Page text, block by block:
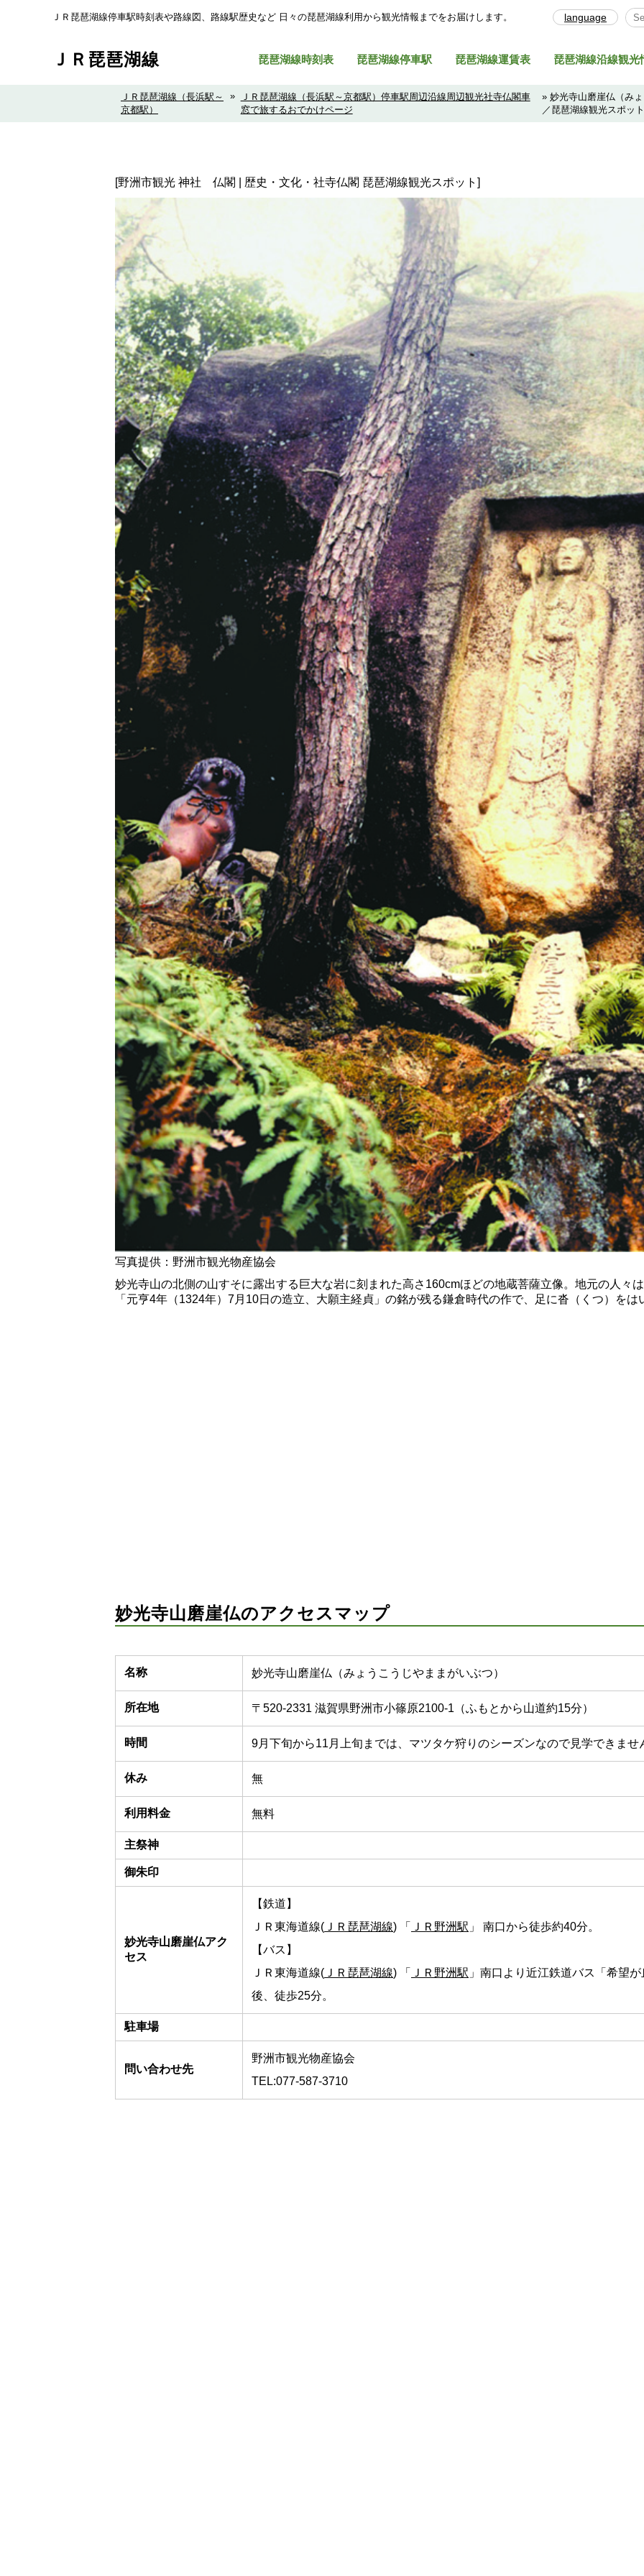
ＪＲ琵琶湖線停車駅時刻表や路線図、路線駅歴史など ⽇々の琵琶湖線利⽤から観光情報までをお届けします。 language
ＪＲ琵琶湖線 琵琶湖線時刻表 琵琶湖線停車駅 琵琶湖線運賃表 琵琶湖線沿線観光
ＪＲ琵琶湖線（長浜駅～
京都駅）
»
ＪＲ琵琶湖線（長浜駅～京都駅）停車駅周辺沿線周辺観光社寺仏閣車
窓で旅するおでかけページ
» 妙光寺山磨崖仏（み
／琵琶湖線観光スポッ
[野洲市観光 神社 仏閣 | 歴史・文化・社寺仏閣 琵琶湖線観光スポット]
写真提供：野洲市観光物産協会
妙光寺山の北側の山すそに露出する巨大な岩に刻まれた高さ160cmほどの地蔵菩薩立像。地元の人々
「元亨4年（1324年）7月10日の造立、大願主経貞」の銘が残る鎌倉時代の作で、足に沓（くつ）を
妙光寺山磨崖仏のアクセスマップ
名称 妙光寺山磨崖仏（みょうこうじやままがいぶつ）
所在地 〒520-2331 滋賀県野洲市小篠原2100-1（ふもとから山道約15分）
時間 9月下旬から11月上旬までは、マツタケ狩りのシーズンなので見学できませ
休み 無
利用料金 無料
主祭神
御朱印
妙光寺山磨崖仏アク
セス
【鉄道】
ＪＲ東海道線( ＪＲ琵琶湖線) 「 ＪＲ野洲駅 」 南口から徒歩約40分。
【バス】
ＪＲ東海道線( ＪＲ琵琶湖線) 「 ＪＲ野洲駅 」南口より近江鉄道バス「希望
後、徒歩25分。
駐車場
問い合わせ先
野洲市観光物産協会
TEL:077-587-3710